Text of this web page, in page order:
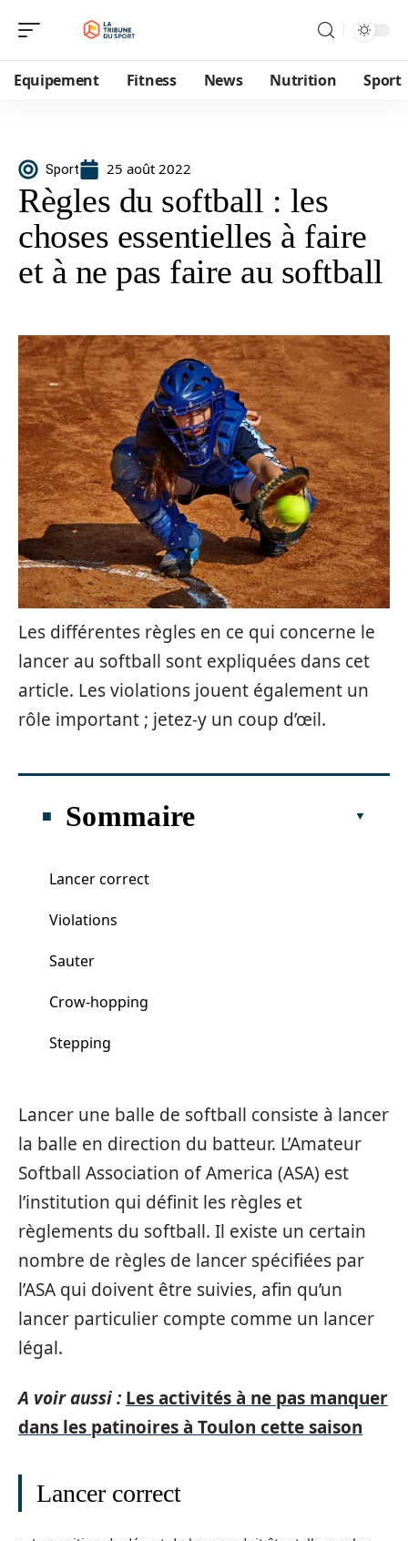
Equipement Fitness News Nutrition Sport
Sport 25 août 2022
Règles du softball : les
choses essentielles à faire
et à ne pas faire au softball
Les différentes règles en ce qui concerne le
lancer au softball sont expliquées dans cet
article. Les violations jouent également un
rôle important ; jetez-y un coup d’œil.
Sommaire
Lancer correct
Violations
Sauter
Crow-hopping
Stepping
Lancer une balle de softball consiste à lancer
la balle en direction du batteur. L’Amateur
Softball Association of America (ASA) est
l’institution qui définit les règles et
règlements du softball. Il existe un certain
nombre de règles de lancer spécifiées par
l’ASA qui doivent être suivies, afin qu’un
lancer particulier compte comme un lancer
légal.
A voir aussi : Les activités à ne pas manquer
dans les patinoires à Toulon cette saison
Lancer correct